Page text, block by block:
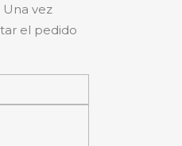
vez
el pedido